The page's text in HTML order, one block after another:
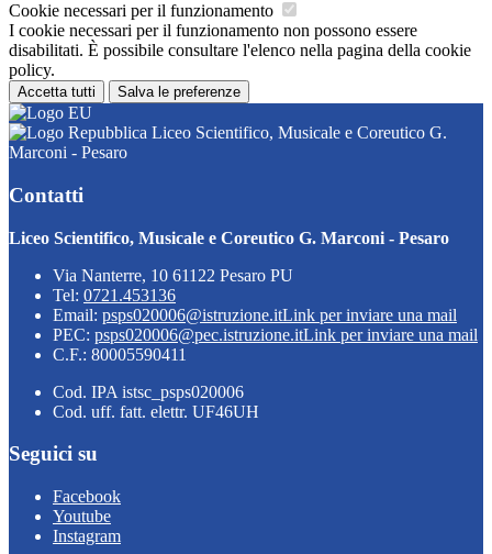
Cookie necessari per il funzionamento
I cookie necessari per il funzionamento non possono essere
disabilitati. È possibile consultare l'elenco nella pagina della cookie
policy.
Accetta tutti Salva le preferenze
Liceo Scientifico, Musicale e Coreutico G.
Marconi - Pesaro
Contatti
Liceo Scientifico, Musicale e Coreutico G. Marconi - Pesaro
Via Nanterre, 10 61122 Pesaro PU
Tel: 0721.453136
Email: psps020006@istruzione.itLink per inviare una mail
PEC: psps020006@pec.istruzione.itLink per inviare una mail
C.F.: 80005590411
Cod. IPA istsc_psps020006
Cod. uff. fatt. elettr. UF46UH
Seguici su
Facebook
Youtube
Instagram